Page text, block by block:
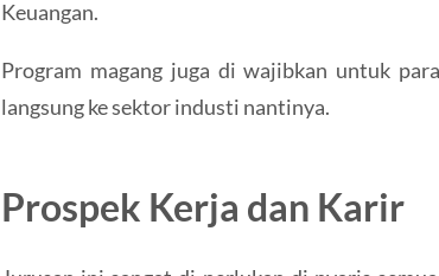
Keuangan.
Program magang juga di wajibkan untuk
langsung ke sektor industi nantinya.
Prospek Kerja dan Karir